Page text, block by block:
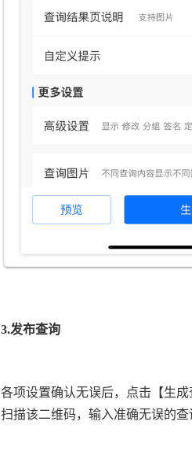
3.发布查询
各项设置确认无误后，点击【生成
扫描该二维码，输入准确无误的